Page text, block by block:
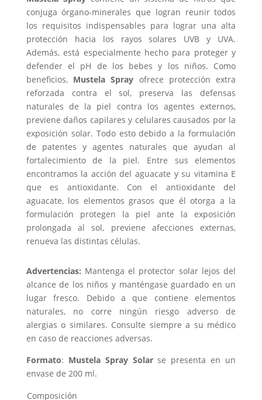
conjuga órgano-minerales que logran reunir todos
los requisitos indispensables para lograr una alta
protección hacia los rayos solares UVB y UVA.
Además, está especialmente hecho para proteger y
defender el pH de los bebes y los niños. Como
beneficios, Mustela Spray ofrece protección extra
reforzada contra el sol, preserva las defensas
naturales de la piel contra los agentes externos,
previene daños capilares y celulares causados por la
exposición solar. Todo esto debido a la formulación
de patentes y agentes naturales que ayudan al
fortalecimiento de la piel. Entre sus elementos
encontramos la acción del aguacate y su vitamina E
que es antioxidante. Con el antioxidante del
aguacate, los elementos grasos que él otorga a la
formulación protegen la piel ante la exposición
prolongada al sol, previene afecciones externas,
renueva las distintas células.
Advertencias: Mantenga el protector solar lejos del
alcance de los niños y manténgase guardado en un
lugar fresco. Debido a que contiene elementos
naturales, no corre ningún riesgo adverso de
alergias o similares. Consulte siempre a su médico
en caso de reacciones adversas.
Formato: Mustela Spray Solarse presenta en un
envase de 200 ml.
Composición